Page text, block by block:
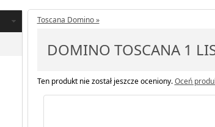
Toscana Domino »
DOMINO TOSCANA 1
Ten produkt nie został jeszcze oceniony.Oceń